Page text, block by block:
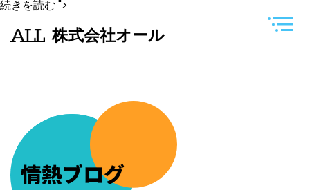
続きを読む 今
は
浦
年
催
で
">
株式会社オール
情熱ブログ